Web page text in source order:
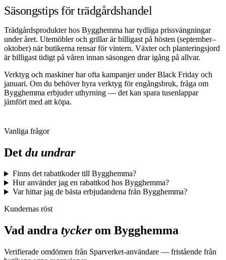
Säsongstips för trädgårdshandel
Trädgårdsprodukter hos Bygghemma har tydliga prissvängningar
under året. Utemöbler och grillar är billigast på hösten (september–
oktober) när butikerna rensar för vintern. Växter och planteringsjord
är billigast tidigt på våren innan säsongen drar igång på allvar.
Verktyg och maskiner har ofta kampanjer under Black Friday och
januari. Om du behöver hyra verktyg för engångsbruk, fråga om
Bygghemma erbjuder uthyrning — det kan spara tusenlappar
jämfört med att köpa.
Vanliga frågor
Det du undrar
Finns det rabattkoder till Bygghemma?
Hur använder jag en rabattkod hos Bygghemma?
Var hittar jag de bästa erbjudandena från Bygghemma?
Kundernas röst
Vad andra tyckerom Bygghemma
Verifierade omdömen från Sparverket-användare — fristående från